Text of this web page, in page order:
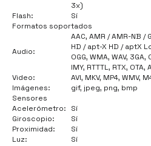
3x)
Flash:
Sí
Formatos soportados
Audio:
AAC, AMR / AMR-NB /
HD / apt-X HD / aptX
OGG, WMA, WAV,
IMY, RTTTL, RTX, OTA,
Video:
AVI, MKV, MP4, WMV,
Imágenes:
gif, jpeg, png, bmp
Sensores
Acelerómetro:
Sí
Giroscopio:
Sí
Proximidad:
Sí
Luz:
Sí